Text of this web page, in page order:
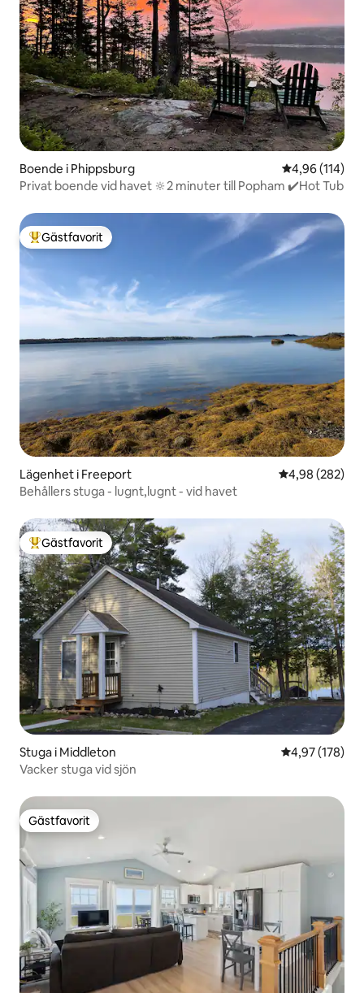
Boende i Phippsburg 4,96 av 5 i
4,96 (114)
Privat boende vid havet 🔆2 minuter till Popham ✔️Hot Tub
Populär gästfavorit
Gästfavorit
Lägenhet i Freeport 4,98 av 5 i
4,98 (282)
Behållers stuga - lugnt,lugnt - vid havet
Populär gästfavorit
Gästfavorit
Stuga i Middleton 4,97 av 5 i
4,97 (178)
Vacker stuga vid sjön
Gästfavorit
Gästfavorit